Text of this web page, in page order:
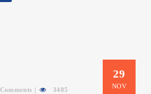
29
NOV
Comments 3485